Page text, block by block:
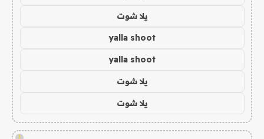
يلا شوت
yalla shoot
yalla shoot
يلا شوت
يلا شوت
!